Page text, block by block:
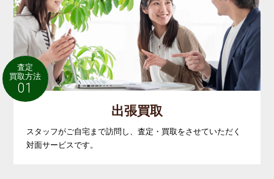
査定
買取方法
01
出張買取
スタッフがご自宅まで訪問し、査定・買取をさせていただく
対面サービスです。